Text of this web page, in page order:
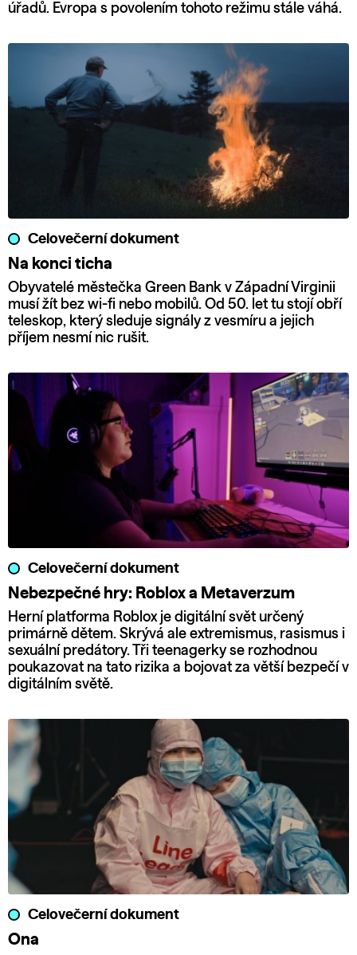
úřadů. Evropa s povolením tohoto režimu stále váhá.
Celovečerní dokument
Na konci ticha
Obyvatelé městečka Green Bank v Západní Virginii
musí žít bez wi-fi nebo mobilů. Od 50. let tu stojí obří
teleskop, který sleduje signály z vesmíru a jejich
příjem nesmí nic rušit.
Celovečerní dokument
Nebezpečné hry: Roblox a Metaverzum
Herní platforma Roblox je digitální svět určený
primárně dětem. Skrývá ale extremismus, rasismus i
sexuální predátory. Tři teenagerky se rozhodnou
poukazovat na tato rizika a bojovat za větší bezpečí v
digitálním světě.
Celovečerní dokument
Ona